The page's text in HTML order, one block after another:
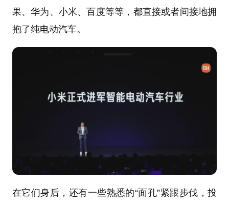
果、华为、小米、百度等等，都直接或者间接地拥
抱了纯电动汽车。
在它们身后，还有一些熟悉的“面孔”紧跟步伐，投